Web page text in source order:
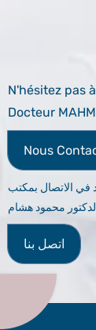
N'hésitez pas
Docteur
Nous
في الاتصال بمكتب
محمود هشام
اتصل بنا